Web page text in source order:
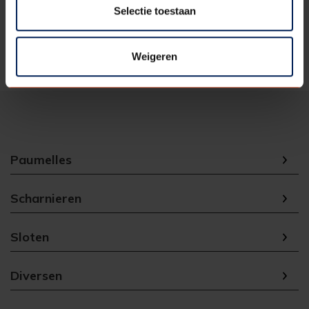
Selectie toestaan
Weigeren
Eenheid 1
Paumelles
Scharnieren
Sloten
Diversen